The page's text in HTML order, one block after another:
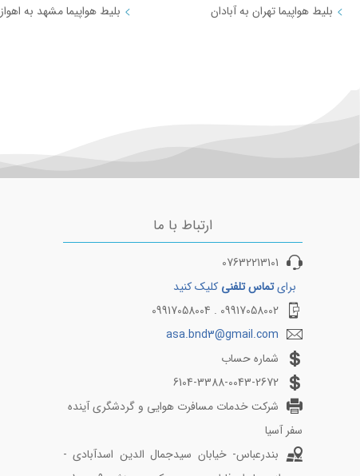
بلیط هواپیما تهران به آبادان
بلیط هواپیما مشهد به اهواز
ارتباط با ما
07632213101
برایتماس تلفنی کلیک کنید
09917058002 . 09917058004
asa.bnd3@gmail.com
شماره حساب
6104-3388-0043-2672
شرکت خدمات مسافرت هوایی و گردشگری آینده
سفر آسیا
بندرعباس- خیابان سیدجمال الدین اسدآبادی -